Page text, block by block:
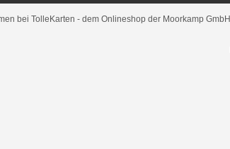
bei TolleKarten - dem Onlineshop der Moorkamp GmbH